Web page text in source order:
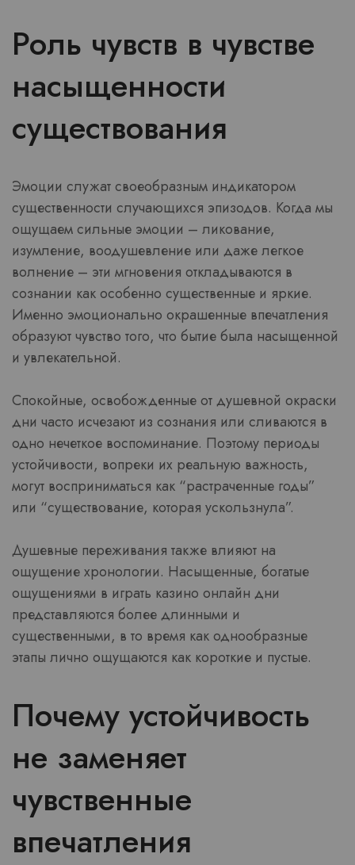
Роль чувств в чувстве
насыщенности
существования
Эмоции служат своеобразным индикатором
существенности случающихся эпизодов. Когда мы
ощущаем сильные эмоции – ликование,
изумление, воодушевление или даже легкое
волнение – эти мгновения откладываются в
сознании как особенно существенные и яркие.
Именно эмоционально окрашенные впечатления
образуют чувство того, что бытие была насыщенной
и увлекательной.
Спокойные, освобожденные от душевной окраски
дни часто исчезают из сознания или сливаются в
одно нечеткое воспоминание. Поэтому периоды
устойчивости, вопреки их реальную важность,
могут восприниматься как “растраченные годы”
или “существование, которая ускользнула”.
Душевные переживания также влияют на
ощущение хронологии. Насыщенные, богатые
ощущениями в играть казино онлайн дни
представляются более длинными и
существенными, в то время как однообразные
этапы лично ощущаются как короткие и пустые.
Почему устойчивость
не заменяет
чувственные
впечатления